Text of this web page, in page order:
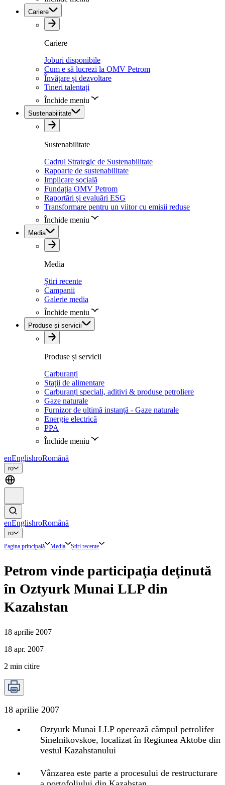
Cariere
Cariere
Joburi disponibile
Cum e să lucrezi la OMV Petrom
Învățare și dezvoltare
Tineri talentați
Închide meniu
Sustenabilitate
Sustenabilitate
Cadrul Strategic de Sustenabilitate
Rapoarte de sustenabilitate
Implicare socială
Fundația OMV Petrom
Raportări și evaluări ESG
Transformare pentru un viitor cu emisii reduse
Închide meniu
Media
Media
Știri recente
Campanii
Galerie media
Închide meniu
Produse și servicii
Produse și servicii
Carburanți
Stații de alimentare
Carburanți speciali, aditivi & produse petroliere
Gaze naturale
Furnizor de ultimă instanță - Gaze naturale
Energie electrică
PPA
Închide meniu
enEnglishroRomână
ro
enEnglishroRomână
ro
Pagina principală Media Știri recente
Petrom vinde participaţia deţinută
în Oztyurk Munai LLP din
Kazahstan
18 aprilie 2007
18 apr. 2007
2 min citire
18 aprilie 2007
Oztyurk Munai LLP opereazã câmpul petrolifer
Sinelnikovskoe, localizat în Regiunea Aktobe din
vestul Kazahstanului
Vânzarea este parte a procesului de restructurare